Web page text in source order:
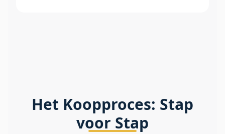
Het Koopproces: Stap
voor Stap